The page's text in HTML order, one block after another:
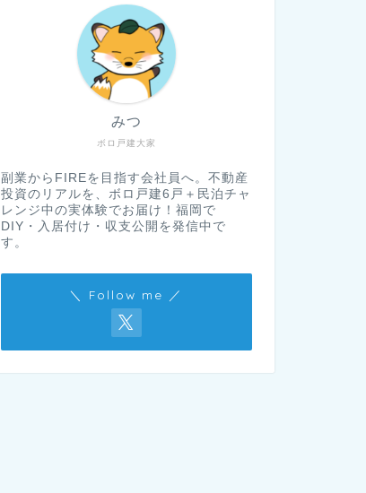
ボロ戸建大家
みつ
副業からFIREを目指す会社員へ。不動産
投資のリアルを、ボロ戸建6戸＋民泊チャ
レンジ中の実体験でお届け！福岡で
DIY・入居付け・収支公開を発信中で
す。
＼ Follow me ／